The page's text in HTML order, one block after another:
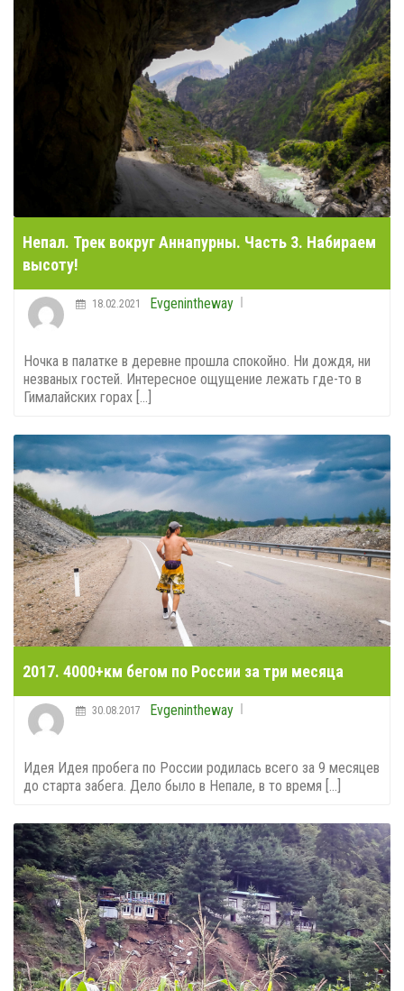
Непал. Трек вокруг Аннапурны. Часть 3. Набираем
высоту!
Evgenintheway
18.02.2021
Ночка в палатке в деревне прошла спокойно. Ни дождя, ни
незваных гостей. Интересное ощущение лежать где-то в
Гималайских горах [...]
2017. 4000+км бегом по России за три месяца
Evgenintheway
30.08.2017
Идея Идея пробега по России родилась всего за 9 месяцев
до старта забега. Дело было в Непале, в то время [...]